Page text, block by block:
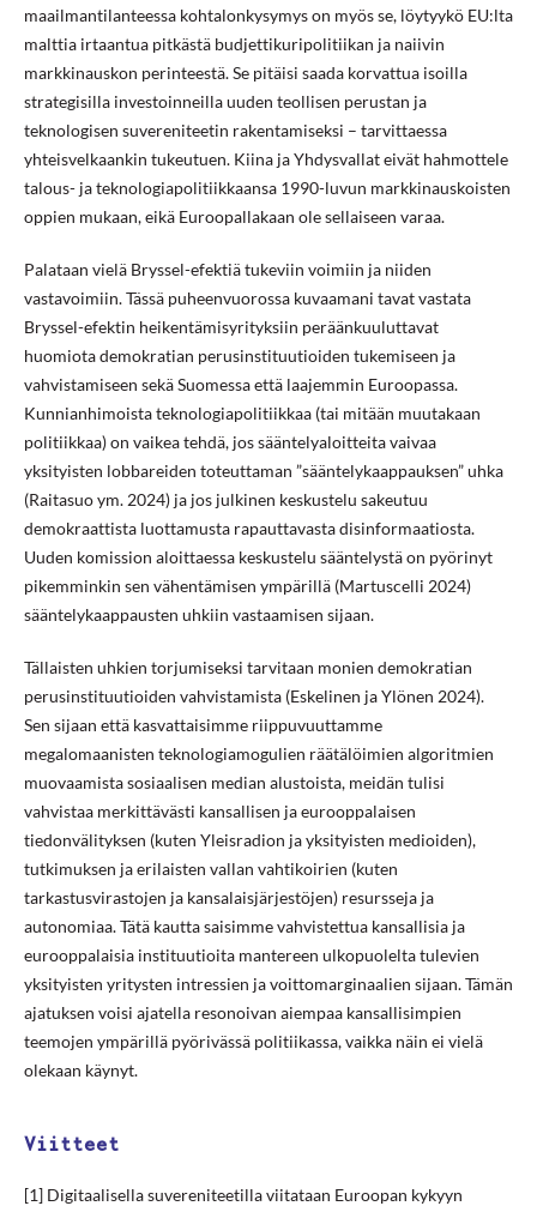
maailmantilanteessa kohtalonkysymys on myös se, löytyykö EU:lta
malttia irtaantua pitkästä budjettikuripolitiikan ja naiivin
markkinauskon perinteestä. Se pitäisi saada korvattua isoilla
strategisilla investoinneilla uuden teollisen perustan ja
teknologisen suvereniteetin rakentamiseksi – tarvittaessa
yhteisvelkaankin tukeutuen. Kiina ja Yhdysvallat eivät hahmottele
talous- ja teknologiapolitiikkaansa 1990-luvun markkinauskoisten
oppien mukaan, eikä Euroopallakaan ole sellaiseen varaa.
Palataan vielä Bryssel-efektiä tukeviin voimiin ja niiden
vastavoimiin. Tässä puheenvuorossa kuvaamani tavat vastata
Bryssel-efektin heikentämisyrityksiin peräänkuuluttavat
huomiota demokratian perusinstituutioiden tukemiseen ja
vahvistamiseen sekä Suomessa että laajemmin Euroopassa.
Kunnianhimoista teknologiapolitiikkaa (tai mitään muutakaan
politiikkaa) on vaikea tehdä, jos sääntelyaloitteita vaivaa
yksityisten lobbareiden toteuttaman ”sääntelykaappauksen” uhka
(Raitasuo ym. 2024) ja jos julkinen keskustelu sakeutuu
demokraattista luottamusta rapauttavasta disinformaatiosta.
Uuden komission aloittaessa keskustelu sääntelystä on pyörinyt
pikemminkin sen vähentämisen ympärillä (Martuscelli 2024)
sääntelykaappausten uhkiin vastaamisen sijaan.
Tällaisten uhkien torjumiseksi tarvitaan monien demokratian
perusinstituutioiden vahvistamista (Eskelinen ja Ylönen 2024).
Sen sijaan että kasvattaisimme riippuvuuttamme
megalomaanisten teknologiamogulien räätälöimien algoritmien
muovaamista sosiaalisen median alustoista, meidän tulisi
vahvistaa merkittävästi kansallisen ja eurooppalaisen
tiedonvälityksen (kuten Yleisradion ja yksityisten medioiden),
tutkimuksen ja erilaisten vallan vahtikoirien (kuten
tarkastusvirastojen ja kansalaisjärjestöjen) resursseja ja
autonomiaa. Tätä kautta saisimme vahvistettua kansallisia ja
eurooppalaisia instituutioita mantereen ulkopuolelta tulevien
yksityisten yritysten intressien ja voittomarginaalien sijaan. Tämän
ajatuksen voisi ajatella resonoivan aiempaa kansallisimpien
teemojen ympärillä pyörivässä politiikassa, vaikka näin ei vielä
olekaan käynyt.
Viitteet
[1] Digitaalisella suvereniteetilla viitataan Euroopan kykyyn